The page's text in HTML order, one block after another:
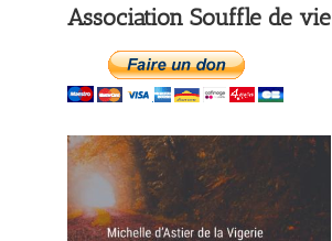
Association Souffle de vie